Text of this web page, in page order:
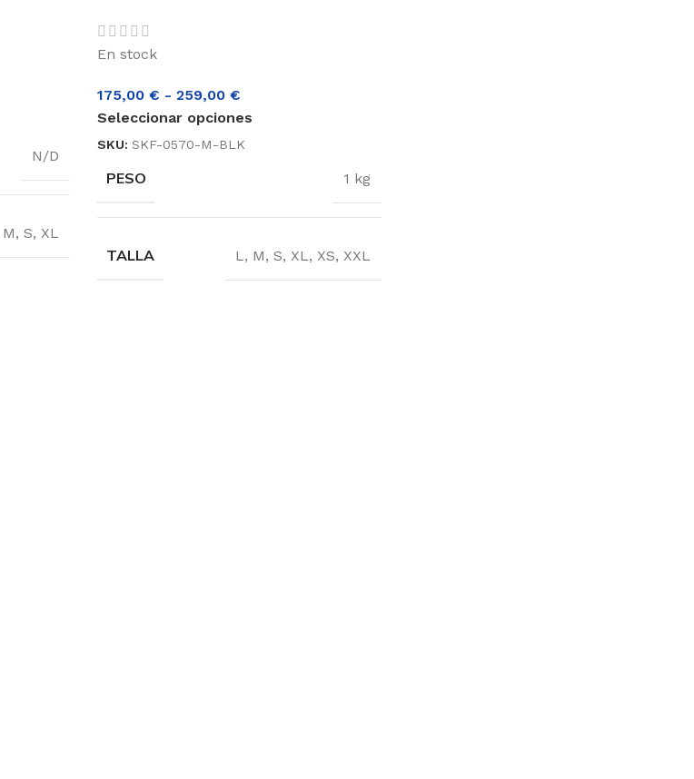
N/D
M, S, XL
En stock
175,00 € - 259,00 €
Seleccionar opciones
SKU: SKF-0570-M-BLK
PESO 1 kg
TALLA L, M, S, XL, XS, XXL